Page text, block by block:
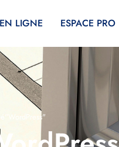
LIGNE ESPACE PRO